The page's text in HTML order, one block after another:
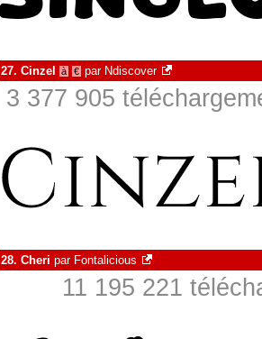
27. Cinzel à € par Ndiscover
3 377 905
28. Cheri par Fontalicious
11 195 221